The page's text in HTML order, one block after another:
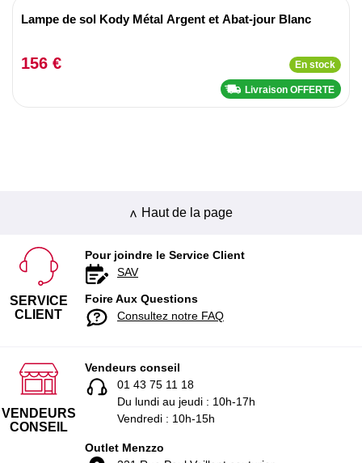
Lampe de sol Kody Métal Argent et Abat-jour Blanc
156 € En stock
Livraison OFFERTE
Haut de la page
SERVICE
CLIENT
Pour joindre le Service Client
SAV
Foire Aux Questions
Consultez notre FAQ
VENDEURS
CONSEIL
Vendeurs conseil
01 43 75 11 18
Du lundi au jeudi : 10h-17h
Vendredi : 10h-15h
Outlet Menzzo